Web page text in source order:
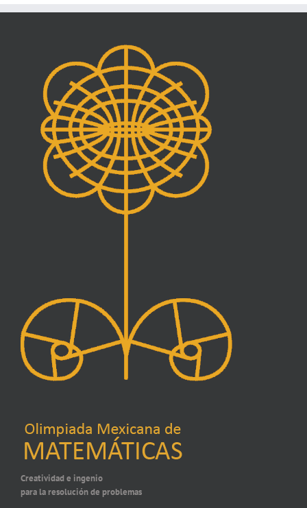
Creatividad e ingenio
para la resolución de problemas